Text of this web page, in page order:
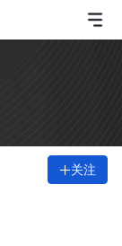
关注